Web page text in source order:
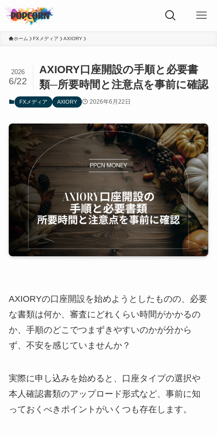
ホーム FXメディア AXIORY
AXIORY口座開設の手順と必要書
類─所要時間と注意点を事前に確認
2026
6/22
FXメディア AXIORY 2026年6月22日
AXIORYの口座開設を始めようとしたものの、必要
な書類は何か、審査にどれくらい時間がかかるの
か、手順のどこでつまずきやすいのかが分から
ず、不安を感じていませんか？
実際に申し込みを始めると、口座タイプの選択や
本人確認書類のアップロード形式など、事前に知
っておくべきポイントがいくつも存在します。